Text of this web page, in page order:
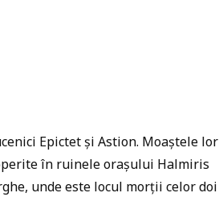
Epictet și Astion. Moaștele lor
în ruinele orașului Halmiris
unde este locul morții celor doi